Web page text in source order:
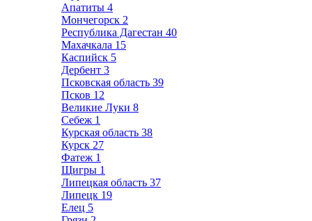
Апатиты 4
Мончегорск 2
Республика Дагестан 40
Махачкала 15
Каспийск 5
Дербент 3
Псковская область 39
Псков 12
Великие Луки 8
Себеж 1
Курская область 38
Курск 27
Фатеж 1
Щигры 1
Липецкая область 37
Липецк 19
Елец 5